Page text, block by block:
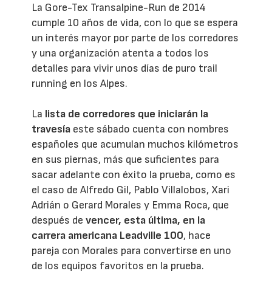
La Gore-Tex Transalpine-Run de 2014
cumple 10 años de vida, con lo que se espera
un interés mayor por parte de los corredores
y una organización atenta a todos los
detalles para vivir unos días de puro trail
running en los Alpes.
La lista de corredores que iniciarán la
travesía este sábado cuenta con nombres
españoles que acumulan muchos kilómetros
en sus piernas, más que suficientes para
sacar adelante con éxito la prueba, como es
el caso de Alfredo Gil, Pablo Villalobos, Xari
Adrián o Gerard Morales y Emma Roca, que
después devencer, esta última, en la
carrera americana Leadville 100, hace
pareja con Morales para convertirse en uno
de los equipos favoritos en la prueba.